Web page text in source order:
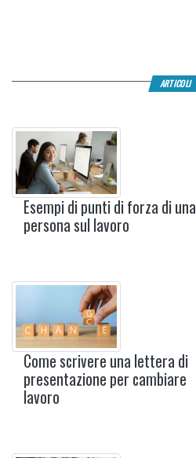
ARTICOLI
Esempi di punti di forza di una
persona sul lavoro
Come scrivere una lettera di
presentazione per cambiare
lavoro